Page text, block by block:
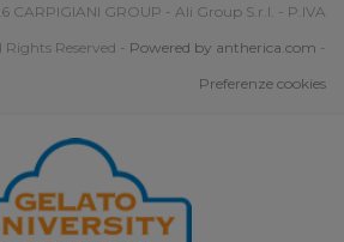
GROUP - Ali Group S.r.l. - P.IVA
Reserved - Powered by antherica.com -
Preferenze cookies